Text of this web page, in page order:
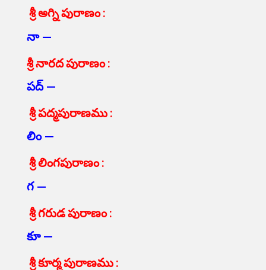
శ్రీ అగ్ని పురాణం :
నా —
శ్రీ నారద పురాణం :
పద్ —
శ్రీ పద్మపురాణము :
లిం —
శ్రీ లింగపురాణం :
గ —
శ్రీ గరుడ పురాణం :
కూ —
శ్రీ కూర్మ పురాణము :